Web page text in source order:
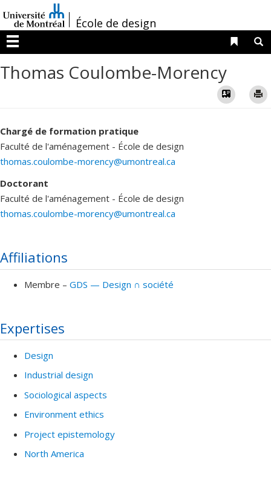
au
contenu
/École de design
Menu
Liens
Thomas Coulombe-Morency
Vcard
Chargé de formation pratique
Faculté de l'aménagement - École de design
thomas.coulombe-morency@umontreal.ca
Doctorant
Faculté de l'aménagement - École de design
thomas.coulombe-morency@umontreal.ca
Affiliations
Membre – GDS — Design ∩ société
Expertises
Design
Industrial design
Sociological aspects
Environment ethics
Project epistemology
North America